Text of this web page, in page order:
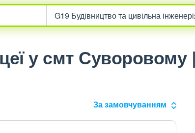
у смт Суворовому
За замовчуванням